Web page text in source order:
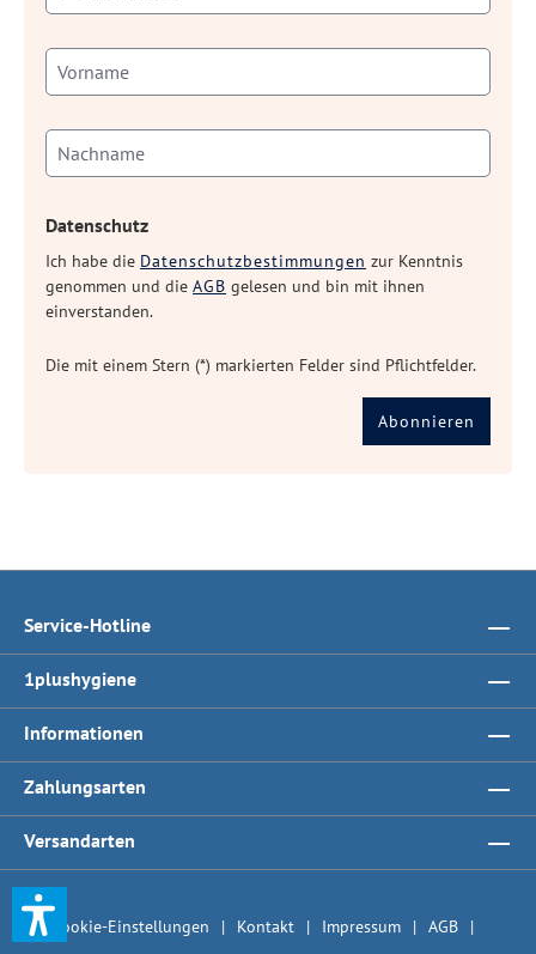
Datenschutz
Ich habe die Datenschutzbestimmungen zur Kenntnis
genommen und die AGB gelesen und bin mit ihnen
einverstanden.
Die mit einem Stern (*) markierten Felder sind Pflichtfelder.
Abonnieren
Service-Hotline
1plushygiene
Informationen
Zahlungsarten
Versandarten
Cookie-Einstellungen Kontakt Impressum
AGB